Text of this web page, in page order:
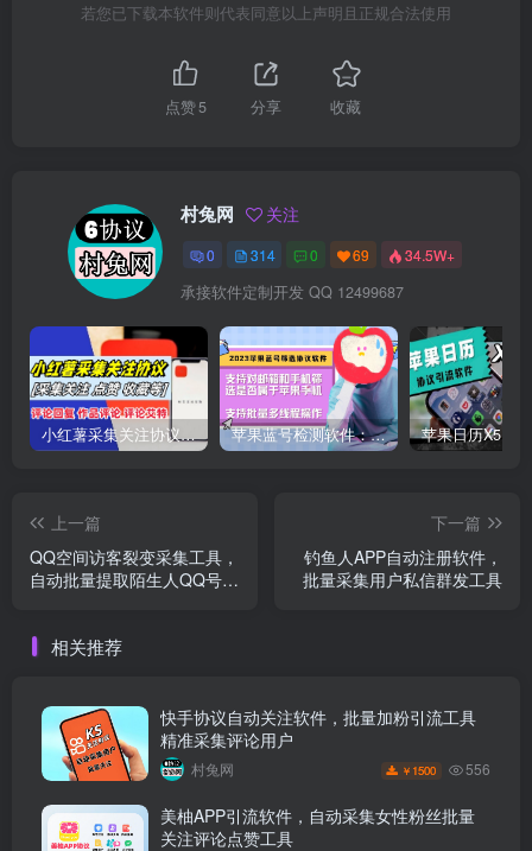
若您已下载本软件则代表同意以上声明且正规合法使用
点赞5 分享 收藏
村兔网 关注
0 314 0 69 34.5W+
承接软件定制开发 QQ 12499687
小红薯采集关注协议软件：支持自定义作品，关注，评论点赞，作品点赞收藏等 苹果蓝号检测软件：检测邮箱和手机是否符合苹果手机的协议软件
上一篇
QQ空间访客裂变采集工具，
自动批量提取陌生人QQ号精
下一篇
钓鱼人APP自动注册软件，
批量采集用户私信群发工具
相关推荐
快手协议自动关注软件，批量加粉引流工具
精准采集评论用户
村兔网 ￥ 1500 556
美柚APP引流软件，自动采集女性粉丝批量
关注评论点赞工具